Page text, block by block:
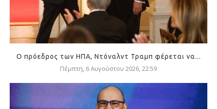
Ο πρόεδρος των ΗΠΑ, Ντόναλντ Τραμπ φέρεται να...
Πέμπτη, 6 Αυγούστου 2026, 22:59